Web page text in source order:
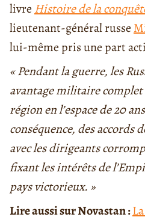
livre Histoire de la
lieutenant-général russe
lui-même pris une part
« Pendant la guerre, les
avantage militaire
région en l’espace de 20
conséquence, des accords
avec les dirigeants
fixant les intérêts de
pays victorieux. »
Lire aussi sur Novastan :